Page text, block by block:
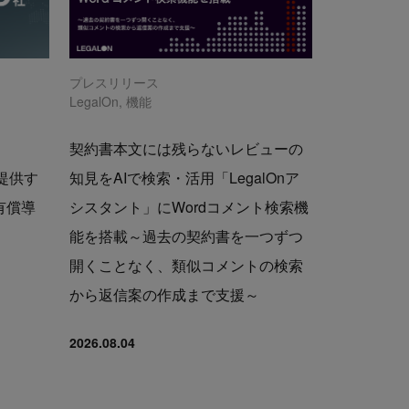
供す
償導
プレスリリース
LegalOn ,機能
契約書本文には残らないレビューの
知見をAIで検索・活用「LegalOnア
シスタント」にWordコメント検索機
能を搭載～過去の契約書を一つずつ
開くことなく、類似コメントの検索
から返信案の作成まで支援～
2026.08.04